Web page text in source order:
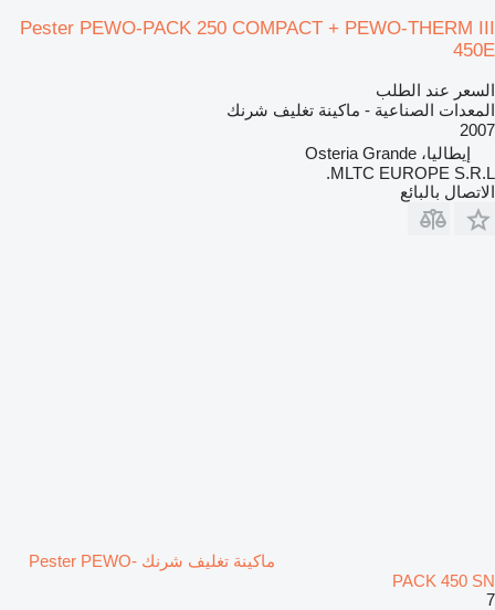
Pester PEWO-PACK 250 COMPACT + PEWO-THERM III
450E
السعر عند الطلب
المعدات الصناعية - ماكينة تغليف شرنك
2007
إيطاليا، Osteria Grande
MLTC EUROPE S.R.L.
الاتصال بالبائع
ماكينة تغليف شرنك Pester PEWO-
PACK 450 SN
7